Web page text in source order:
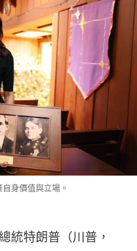
身價值與立場。
統特朗普（川普，